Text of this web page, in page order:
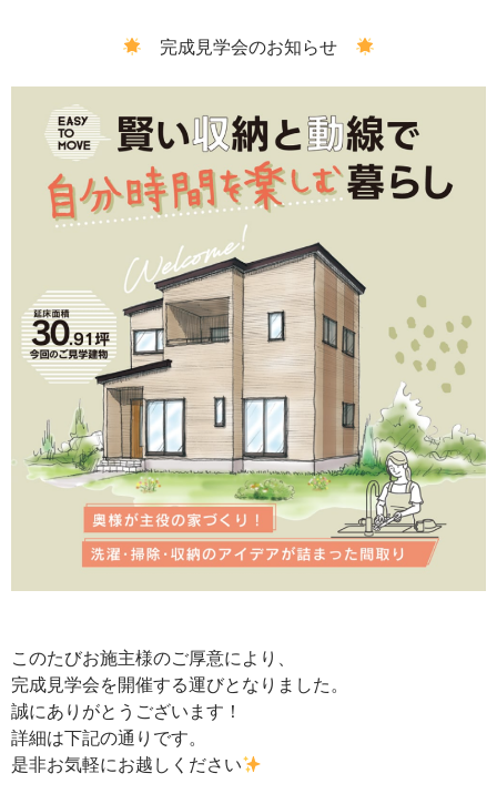
完成見学会のお知らせ
このたびお施主様のご厚意により、
完成見学会を開催する運びとなりました。
誠にありがとうございます！
詳細は下記の通りです。
是非お気軽にお越しください